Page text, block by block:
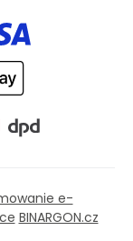
e-
BINARGON.cz